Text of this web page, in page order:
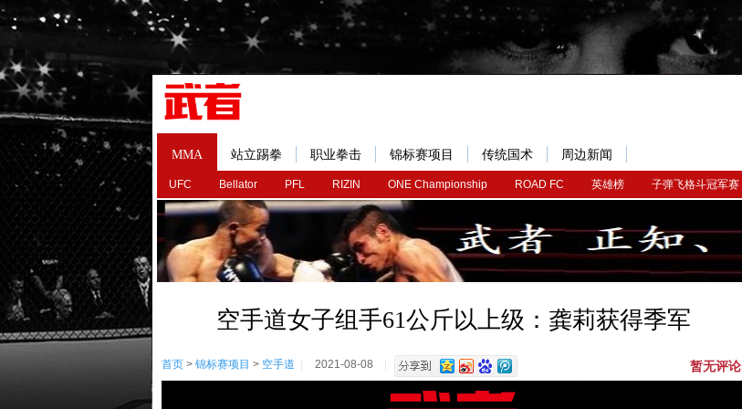
MMA
UFC Bellator PFL RIZIN ONE Championship ROAD FC 英雄榜 子弹飞格斗冠军赛
站立踢拳 职业拳击 锦标赛项目 传统国术 周边新闻
空手道女子组手61公斤以上级：龚莉获得季军
首页 > 锦标赛项目 > 空手道 2021-08-08 暂无评论